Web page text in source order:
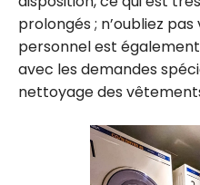
prolongés ; n’oubliez pas
personnel est
avec les demandes
nettoyage des